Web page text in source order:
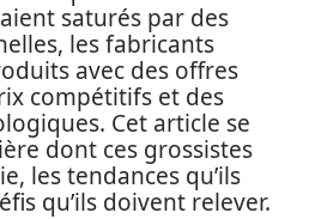
saturés par des
les fabricants
avec des offres
compétitifs et des
Cet article se
dont ces grossistes
les tendances qu’ils
qu’ils doivent relever.